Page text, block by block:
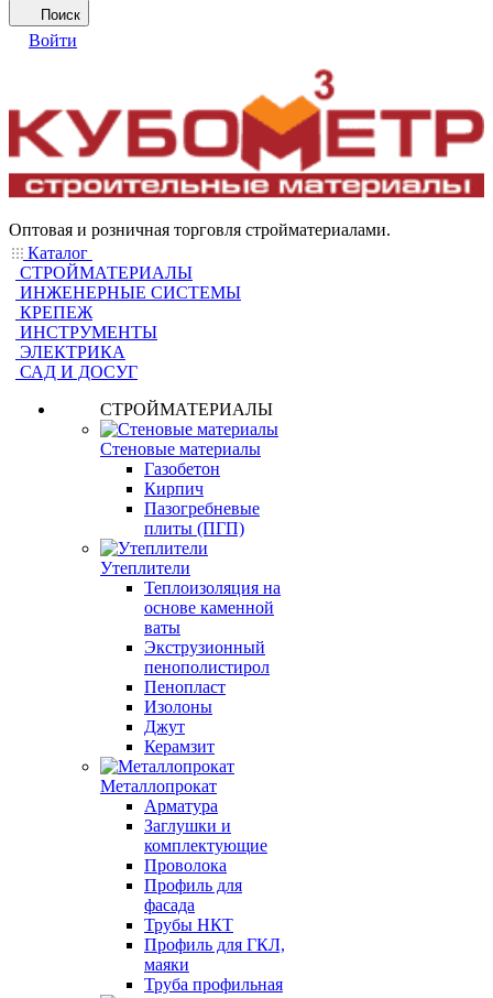
Поиск
Войти
Оптовая и розничная торговля стройматериалами.
Каталог
СТРОЙМАТЕРИАЛЫ
ИНЖЕНЕРНЫЕ СИСТЕМЫ
КРЕПЕЖ
ИНСТРУМЕНТЫ
ЭЛЕКТРИКА
САД И ДОСУГ
СТРОЙМАТЕРИАЛЫ
Стеновые материалы
Газобетон
Кирпич
Пазогребневые
плиты (ПГП)
Утеплители
Теплоизоляция на
основе каменной
ваты
Экструзионный
пенополистирол
Пенопласт
Изолоны
Джут
Керамзит
Металлопрокат
Арматура
Заглушки и
комплектующие
Проволока
Профиль для
фасада
Трубы НКТ
Профиль для ГКЛ,
маяки
Труба профильная